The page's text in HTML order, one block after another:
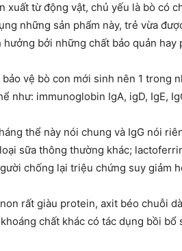
xuất từ động vật, chủ yếu là bò có
những sản phẩm này, trẻ vừa
bởi những chất bảo quản hay
vệ bò con mới sinh nên 1 trong
như: immunoglobin IgA, igD, IgE,
thể này nói chung và IgG nói
sữa thông thường khác;
chống lại triệu chứng suy giảm
rất giàu protein, axit béo chuỗi
chất khác có tác dụng bồi